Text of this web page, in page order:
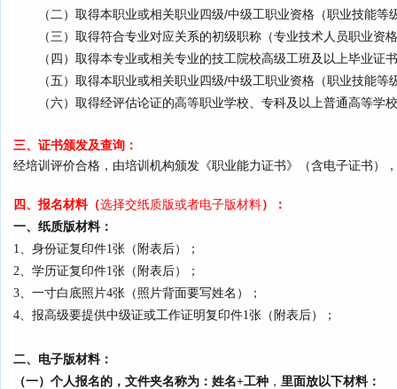
（二）取得本职业或相关职业四级/中级工职业资格（职业技能
（三）取得符合专业对应关系的初级职称（专业技术人员职业
（四）取得本专业或相关专业的技工院校高级工班及以上毕业证
（五）取得本职业或相关职业四级/中级工职业资格（职业技能
（六）取得经评估论证的高等职业学校、专科及以上普通高等
三、证书颁发及查询：
经培训评价合格，由培训机构颁发《职业能力证书》（含电子证书）
四、 报名材料（选择交纸质版或者电子版材料）：
一、纸质版材料：
1、身份证复印件1张（附表后）
；
2、 学历证复印件1张（附表后）
；
3、一寸白底照片4张（照片背面要写姓名）；
4、报高级要提供中级证或工作证明复印件1张（附表后）
；
二、电子版材料：
（一）个人报名的，文件夹名称为：姓名+工种 ， 里面放以下材料：